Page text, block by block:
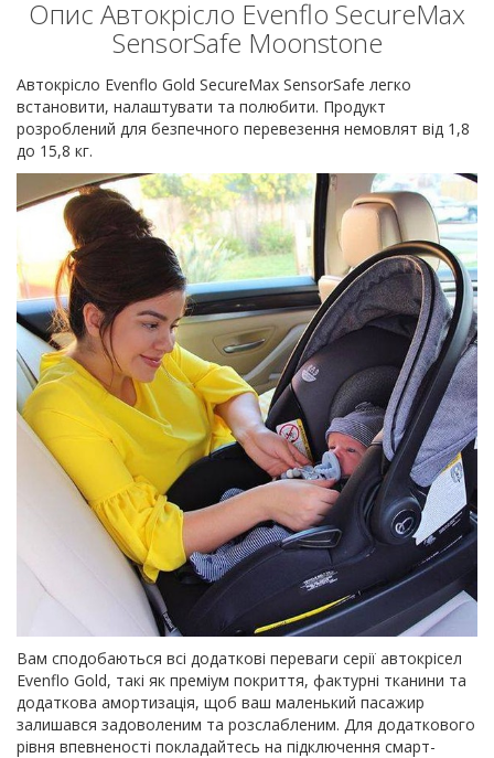
Опис Автокрісло Evenflo SecureMax
SensorSafe Moonstone
Автокрісло Evenflo Gold SecureMax SensorSafe легко
встановити, налаштувати та полюбити. Продукт
розроблений для безпечного перевезення немовлят від 1,8
до 15,8 кг.
Вам сподобаються всі додаткові переваги серії автокрісел
Evenflo Gold, такі як преміум покриття, фактурні тканини та
додаткова амортизація, щоб ваш маленький пасажир
залишався задоволеним та розслабленим. Для додаткового
рівня впевненості покладайтесь на підключення смарт-